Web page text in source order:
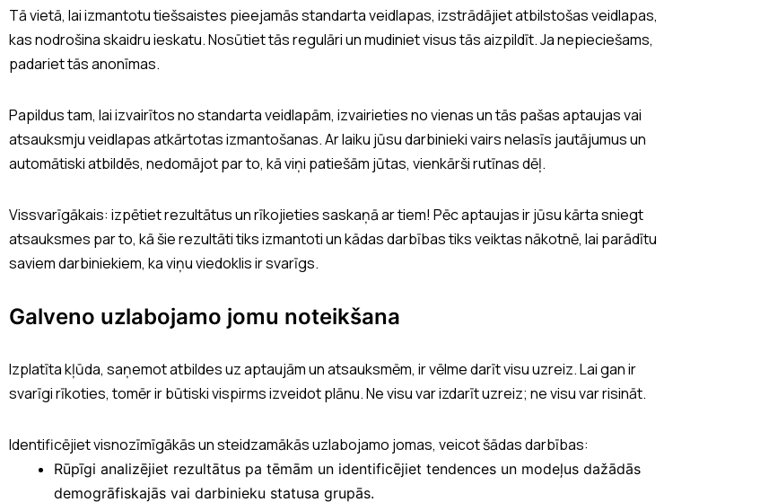
Tā vietā, lai izmantotu tiešsaistes pieejamās standarta veidlapas, izstrādājiet atbilstošas veidlapas,
kas nodrošina skaidru ieskatu. Nosūtiet tās regulāri un mudiniet visus tās aizpildīt. Ja nepieciešams,
padariet tās anonīmas.
Papildus tam, lai izvairītos no standarta veidlapām, izvairieties no vienas un tās pašas aptaujas vai
atsauksmju veidlapas atkārtotas izmantošanas. Ar laiku jūsu darbinieki vairs nelasīs jautājumus un
automātiski atbildēs, nedomājot par to, kā viņi patiešām jūtas, vienkārši rutīnas dēļ.
Vissvarīgākais: izpētiet rezultātus un rīkojieties saskaņā ar tiem! Pēc aptaujas ir jūsu kārta sniegt
atsauksmes par to, kā šie rezultāti tiks izmantoti un kādas darbības tiks veiktas nākotnē, lai parādītu
saviem darbiniekiem, ka viņu viedoklis ir svarīgs.
Galveno uzlabojamo jomu noteikšana
Izplatīta kļūda, saņemot atbildes uz aptaujām un atsauksmēm, ir vēlme darīt visu uzreiz. Lai gan ir
svarīgi rīkoties, tomēr ir būtiski vispirms izveidot plānu. Ne visu var izdarīt uzreiz; ne visu var risināt.
Identificējiet visnozīmīgākās un steidzamākās uzlabojamo jomas, veicot šādas darbības:
Rūpīgi analizējiet rezultātus pa tēmām un identificējiet tendences un modeļus dažādās
demogrāfiskajās vai darbinieku statusa grupās.